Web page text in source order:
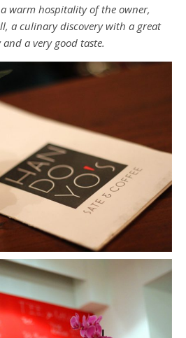
warm hospitality of the owner,
a culinary discovery with a great
a very good taste.